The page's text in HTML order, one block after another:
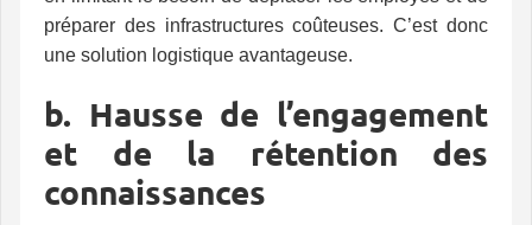
préparer des infrastructures coûteuses. C’est donc
une solution logistique avantageuse.
b. Hausse de l’engagement
et de la rétention des
connaissances